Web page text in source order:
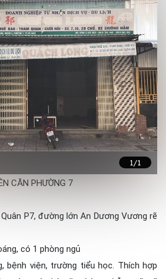
1/1
CĂN PHƯỜNG 7
P7, đường lớn An Dương Vương rẽ
có 1 phòng ngủ
bệnh viện, trường tiểu học. Thích hợp